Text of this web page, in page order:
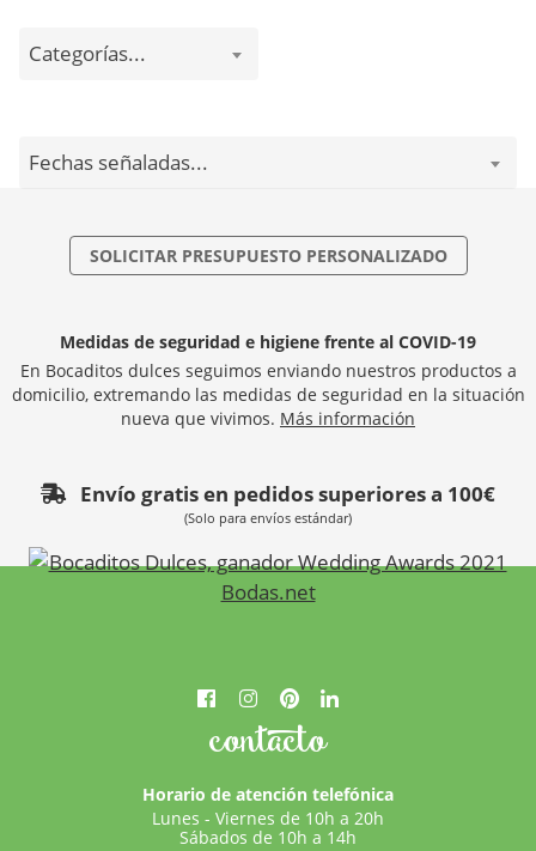
Categorías...
Fechas señaladas...
SOLICITAR PRESUPUESTO PERSONALIZADO
Medidas de seguridad e higiene frente al COVID-19
En Bocaditos dulces seguimos enviando nuestros productos a
domicilio, extremando las medidas de seguridad en la situación
nueva que vivimos. Más información
Envío gratis en pedidos superiores a 100€
(Solo para envíos estándar)
contacto
Horario de atención telefónica
Lunes - Viernes de 10h a 20h
Sábados de 10h a 14h